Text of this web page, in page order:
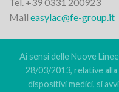
Mail easylac@fe-group.it
Ai sensi delle Nuove
28/03/2013, relative
dispositivi medici, si